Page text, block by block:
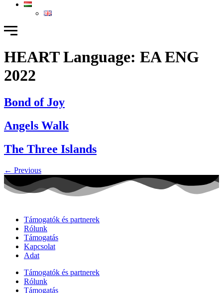
HEART Language: EA ENG
2022
Bond of Joy
Angels Walk
The Three Islands
← Previous
Támogatók és partnerek
Rólunk
Támogatás
Kapcsolat
Adat
Támogatók és partnerek
Rólunk
Támogatás